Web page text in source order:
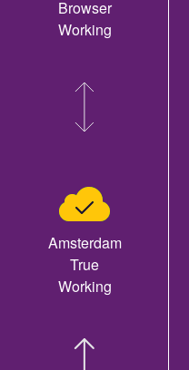
Browser
Working
Amsterdam
True
Working